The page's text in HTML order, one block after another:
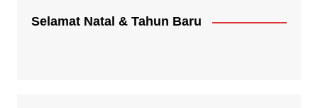
Selamat Natal & Tahun Baru